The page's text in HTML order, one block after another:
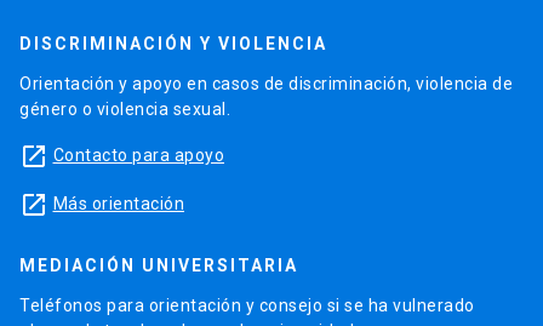
DISCRIMINACIÓN Y VIOLENCIA
Orientación y apoyo en casos de discriminación, violencia de
género o violencia sexual.
launch Contacto para apoyo
launch Más orientación
MEDIACIÓN UNIVERSITARIA
Teléfonos para orientación y consejo si se ha vulnerado